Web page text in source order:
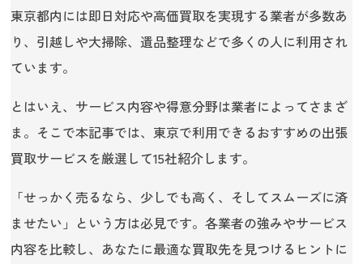
東京都内には即日対応や高価買取を実現する業者が多数あ
り、引越しや大掃除、遺品整理などで多くの人に利用され
ています。
とはいえ、サービス内容や得意分野は業者によってさまざ
ま。そこで本記事では、東京で利用できるおすすめの出張
買取サービスを厳選して15社紹介します。
「せっかく売るなら、少しでも高く、そしてスムーズに済
ませたい」という方は必見です。各業者の強みやサービス
内容を比較し、あなたに最適な買取先を見つけるヒントに